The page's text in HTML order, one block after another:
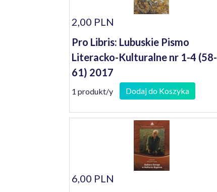
2,00 PLN
Pro Libris: Lubuskie Pismo
Literacko-Kulturalne nr 1-4 (58-
61) 2017
1 produkt/y Dodaj do Koszyka
6,00 PLN